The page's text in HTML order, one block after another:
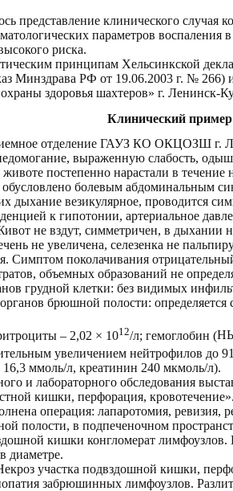
представление клинического случая
параметров
риска.
принципам Хельсинкской
Минздрава РФ от 19.06.2003 г. №
здоровья шахтеров» г. Ленинск-
Клинический пример
отделение ГАУЗ КО ОКЦОЗШ г.
выраженную слабость,
постепенно нарастали в
обусловлено болевым абдоминальным
дыхание везикулярное, проводится
к гипотонии, артериальное
не вздут, симметричен, в дыхании
не увеличена, селезенка не
Симптом поколачивания
объемных образований не
грудной клетки: без видимых
брюшной полости:
– 2,02 × 1012/л; гемоглобин (
увеличением нейтрофилов до
ммоль/л, креатинин 240 мкмоль/л).
и лабораторного обследования
кишки, перфорация, кровотечение».
операция: лапаротомия, ревизия,
полости, в подпеченочном
кишки конгломерат лимфоузлов.
диаметре.
участка подвздошной кишки,
забрюшинных лимфоузлов.